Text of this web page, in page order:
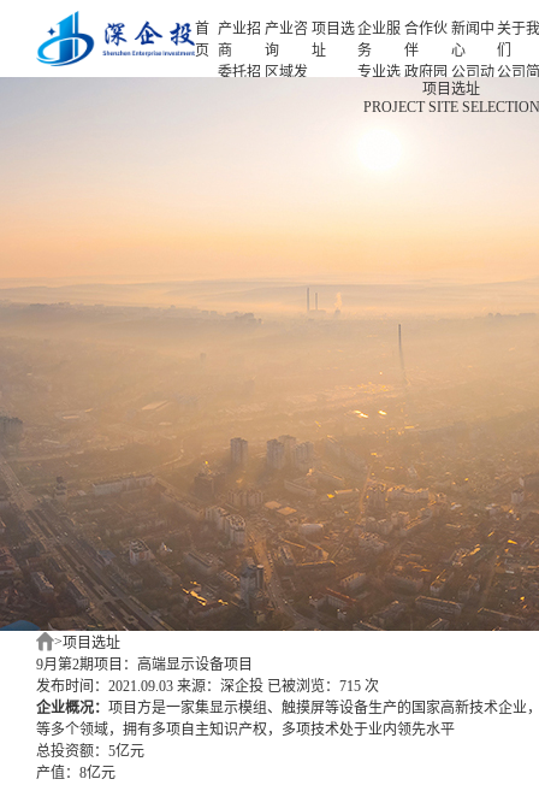
首
页
产业招
商
委托招
产业咨
询
区域发
专题研
究
项目选
址
企业服
务
专业选
项目申
合作伙
伴
政府园
企业客
新闻中
心
公司动
态
产业观
关于
们
公司
人力
新闻中心
项目选址
PROJECT SITE SELECTION
>项目选址
9月第2期项目：高端显示设备项目
发布时间：2021.09.03 来源：深企投 已被浏览：715 次
企业概况： 项目方是一家集显示模组、触摸屏等设备生产的国家高新技术企业
等多个领域，拥有多项自主知识产权，多项技术处于业内领先水平
总投资额： 5亿元
产值： 8亿元